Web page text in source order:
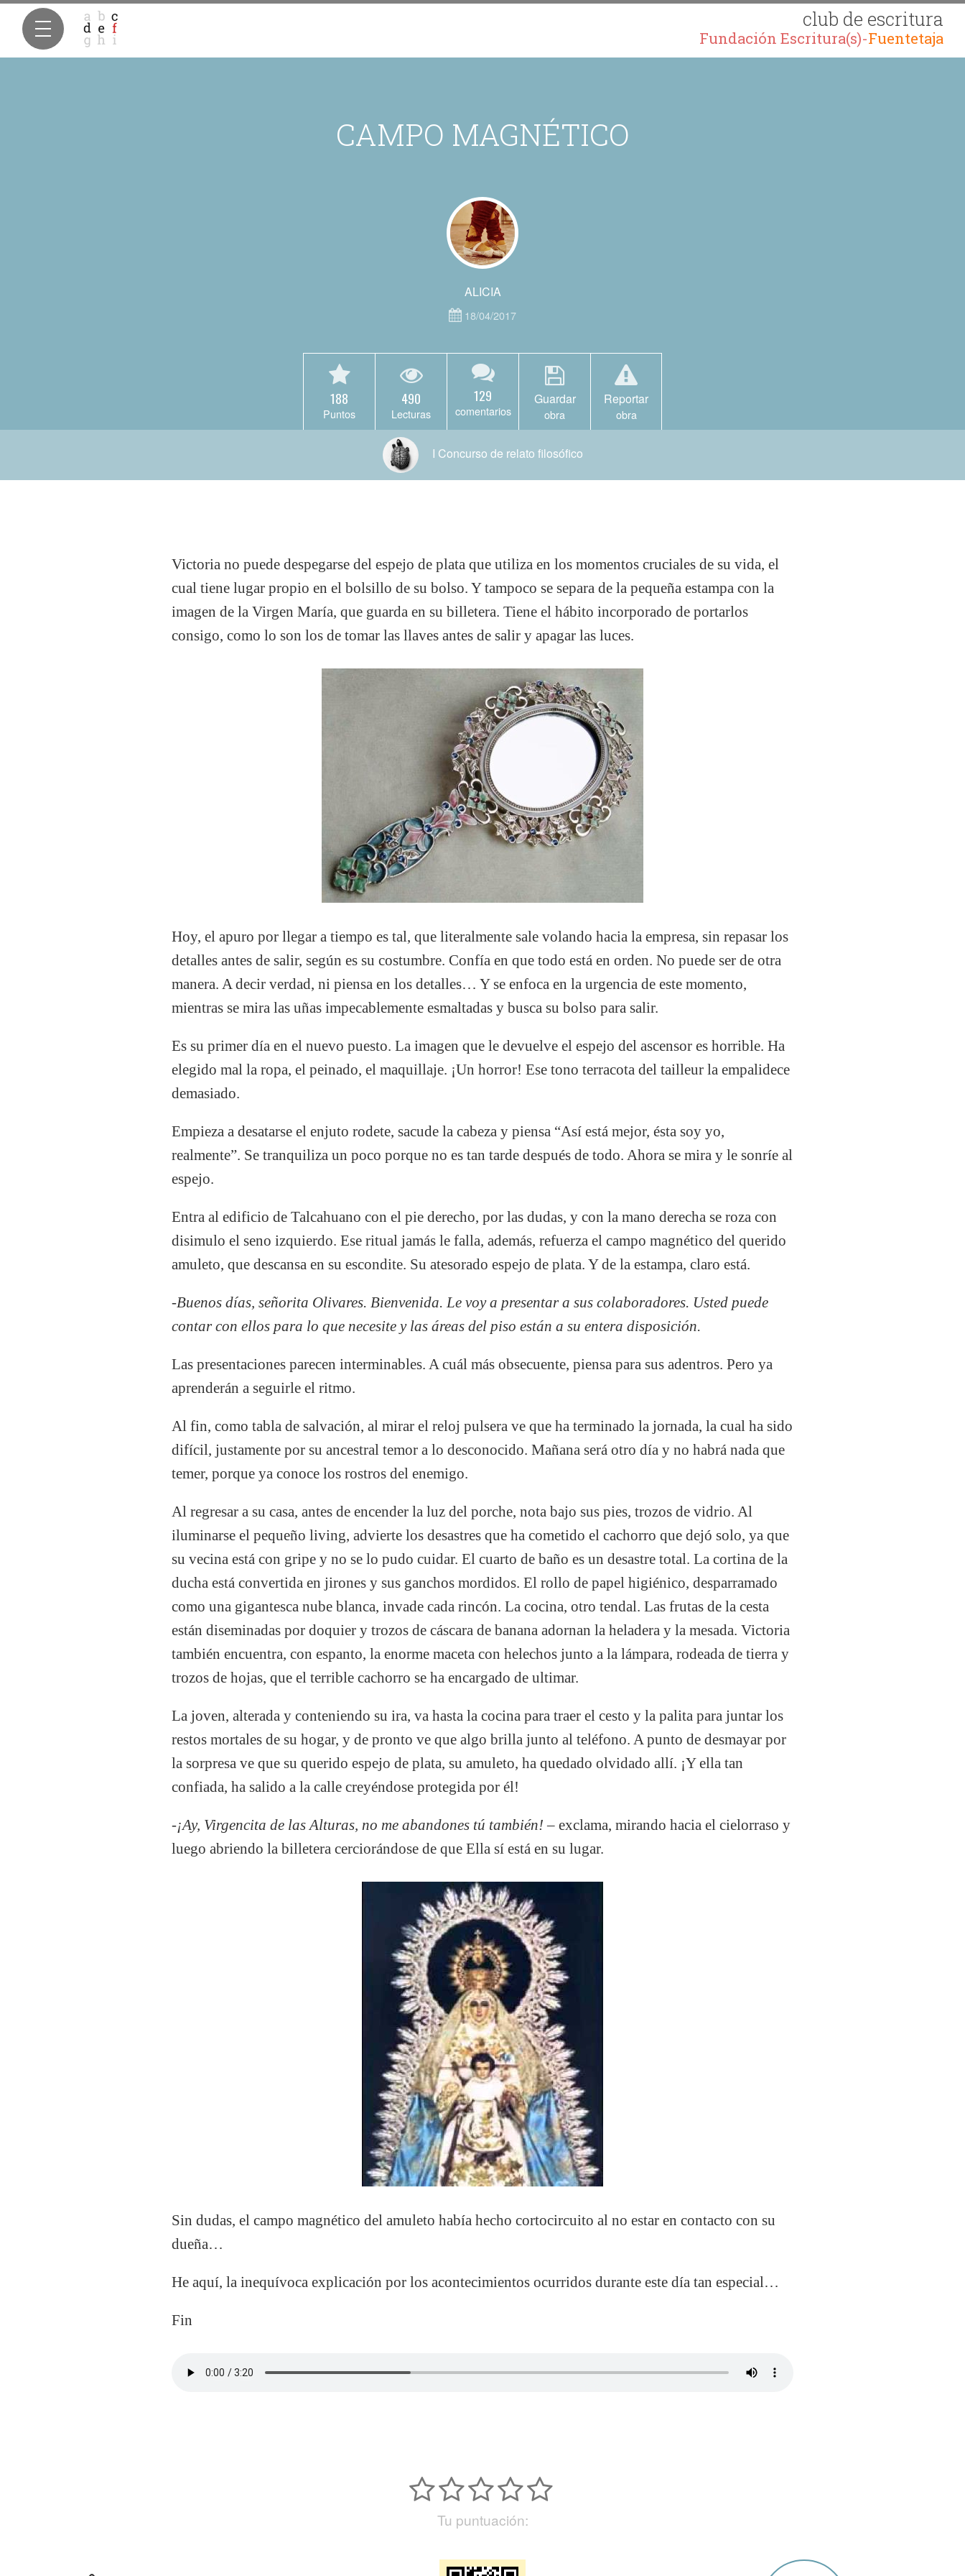
club de escritura
Fundación Escritura(s)-Fuentetaja
CAMPO MAGNÉTICO
ALICIA
18/04/2017
188
Puntos
490
Lecturas
129
comentarios
Guardar
obra
Reportar
obra
I Concurso de relato filosófico
Victoria no puede despegarse del espejo de plata que utiliza en los momentos cruciales de su vida, el
cual tiene lugar propio en el bolsillo de su bolso. Y tampoco se separa de la pequeña estampa con la
imagen de la Virgen María, que guarda en su billetera. Tiene el hábito incorporado de portarlos
consigo, como lo son los de tomar las llaves antes de salir y apagar las luces.
Hoy, el apuro por llegar a tiempo es tal, que literalmente sale volando hacia la empresa, sin repasar los
detalles antes de salir, según es su costumbre. Confía en que todo está en orden. No puede ser de otra
manera. A decir verdad, ni piensa en los detalles… Y se enfoca en la urgencia de este momento,
mientras se mira las uñas impecablemente esmaltadas y busca su bolso para salir.
Es su primer día en el nuevo puesto. La imagen que le devuelve el espejo del ascensor es horrible. Ha
elegido mal la ropa, el peinado, el maquillaje. ¡Un horror! Ese tono terracota del tailleur la empalidece
demasiado.
Empieza a desatarse el enjuto rodete, sacude la cabeza y piensa “Así está mejor, ésta soy yo,
realmente”. Se tranquiliza un poco porque no es tan tarde después de todo. Ahora se mira y le sonríe al
espejo.
Entra al edificio de Talcahuano con el pie derecho, por las dudas, y con la mano derecha se roza con
disimulo el seno izquierdo. Ese ritual jamás le falla, además, refuerza el campo magnético del querido
amuleto, que descansa en su escondite. Su atesorado espejo de plata. Y de la estampa, claro está.
-Buenos días, señorita Olivares. Bienvenida. Le voy a presentar a sus colaboradores. Usted puede
contar con ellos para lo que necesite y las áreas del piso están a su entera disposición.
Las presentaciones parecen interminables. A cuál más obsecuente, piensa para sus adentros. Pero ya
aprenderán a seguirle el ritmo.
Al fin, como tabla de salvación, al mirar el reloj pulsera ve que ha terminado la jornada, la cual ha sido
difícil, justamente por su ancestral temor a lo desconocido. Mañana será otro día y no habrá nada que
temer, porque ya conoce los rostros del enemigo.
Al regresar a su casa, antes de encender la luz del porche, nota bajo sus pies, trozos de vidrio. Al
iluminarse el pequeño living, advierte los desastres que ha cometido el cachorro que dejó solo, ya que
su vecina está con gripe y no se lo pudo cuidar. El cuarto de baño es un desastre total. La cortina de la
ducha está convertida en jirones y sus ganchos mordidos. El rollo de papel higiénico, desparramado
como una gigantesca nube blanca, invade cada rincón. La cocina, otro tendal. Las frutas de la cesta
están diseminadas por doquier y trozos de cáscara de banana adornan la heladera y la mesada. Victoria
también encuentra, con espanto, la enorme maceta con helechos junto a la lámpara, rodeada de tierra y
trozos de hojas, que el terrible cachorro se ha encargado de ultimar.
La joven, alterada y conteniendo su ira, va hasta la cocina para traer el cesto y la palita para juntar los
restos mortales de su hogar, y de pronto ve que algo brilla junto al teléfono. A punto de desmayar por
la sorpresa ve que su querido espejo de plata, su amuleto, ha quedado olvidado allí. ¡Y ella tan
confiada, ha salido a la calle creyéndose protegida por él!
-¡Ay, Virgencita de las Alturas, no me abandones tú también! – exclama, mirando hacia el cielorraso y
luego abriendo la billetera cerciorándose de que Ella sí está en su lugar.
Sin dudas, el campo magnético del amuleto había hecho cortocircuito al no estar en contacto con su
dueña…
He aquí, la inequívoca explicación por los acontecimientos ocurridos durante este día tan especial…
Fin
Tu puntuación: